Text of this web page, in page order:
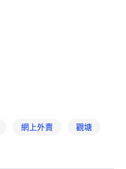
網上外賣 觀塘